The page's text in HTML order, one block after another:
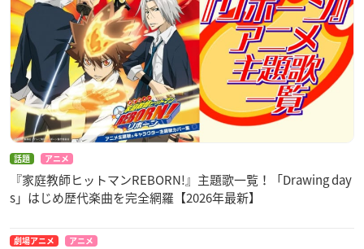
話題 アニメ
『家庭教師ヒットマンREBORN!』主題歌一覧！「Drawing day
s」はじめ歴代楽曲を完全網羅【2026年最新】
劇場アニメ アニメ